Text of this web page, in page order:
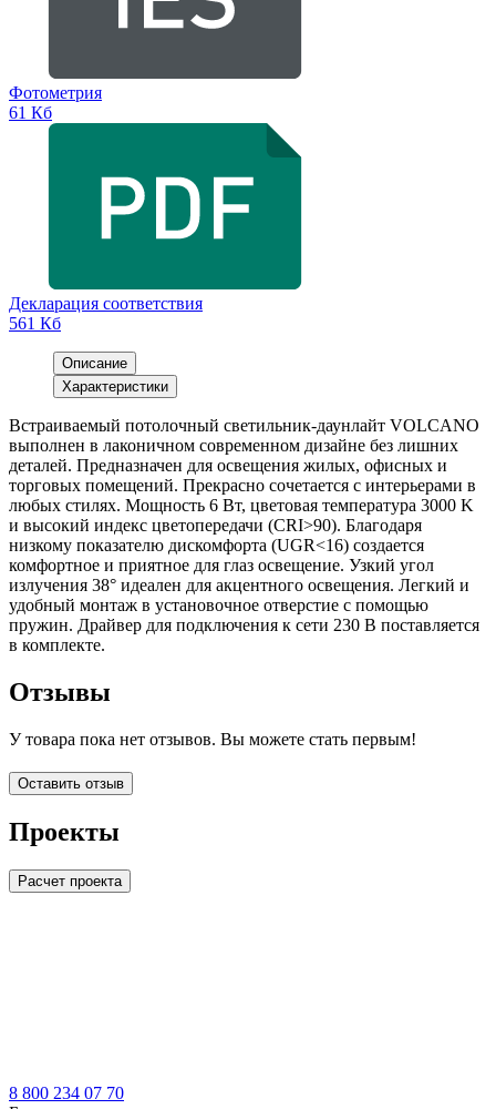
Фотометрия
61 Кб
Декларация соответствия
561 Кб
Описание
Характеристики
Встраиваемый потолочный светильник-даунлайт VOLCANO
выполнен в лаконичном современном дизайне без лишних
деталей. Предназначен для освещения жилых, офисных и
торговых помещений. Прекрасно сочетается с интерьерами в
любых стилях. Мощность 6 Вт, цветовая температура 3000 K
и высокий индекс цветопередачи (CRI>90). Благодаря
низкому показателю дискомфорта (UGR<16) создается
комфортное и приятное для глаз освещение. Узкий угол
излучения 38° идеален для акцентного освещения. Легкий и
удобный монтаж в установочное отверстие с помощью
пружин. Драйвер для подключения к сети 230 В поставляется
в комплекте.
Отзывы
У товара пока нет отзывов. Вы можете стать первым!
Оставить отзыв
Проекты
Расчет проекта
8 800 234 07 70